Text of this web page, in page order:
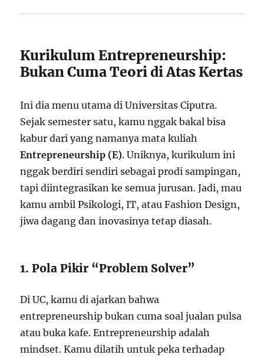
Kurikulum Entrepreneurship:
Bukan Cuma Teori di Atas Kertas
Ini dia menu utama di Universitas Ciputra.
Sejak semester satu, kamu nggak bakal bisa
kabur dari yang namanya mata kuliah
Entrepreneurship (E). Uniknya, kurikulum ini
nggak berdiri sendiri sebagai prodi sampingan,
tapi diintegrasikan ke semua jurusan. Jadi, mau
kamu ambil Psikologi, IT, atau Fashion Design,
jiwa dagang dan inovasinya tetap diasah.
1. Pola Pikir “Problem Solver”
Di UC, kamu di ajarkan bahwa
entrepreneurship bukan cuma soal jualan pulsa
atau buka kafe. Entrepreneurship adalah
mindset. Kamu dilatih untuk peka terhadap